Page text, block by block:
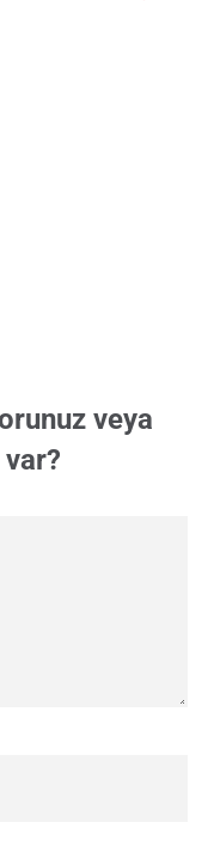
veya